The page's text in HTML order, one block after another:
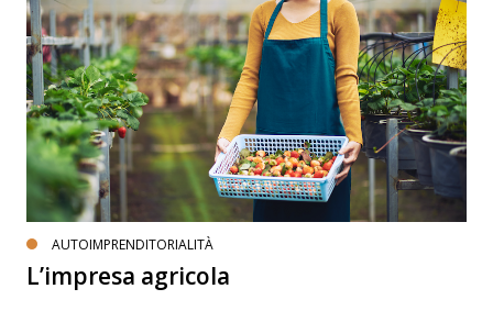
AUTOIMPRENDITORIALITÀ
L’impresa agricola